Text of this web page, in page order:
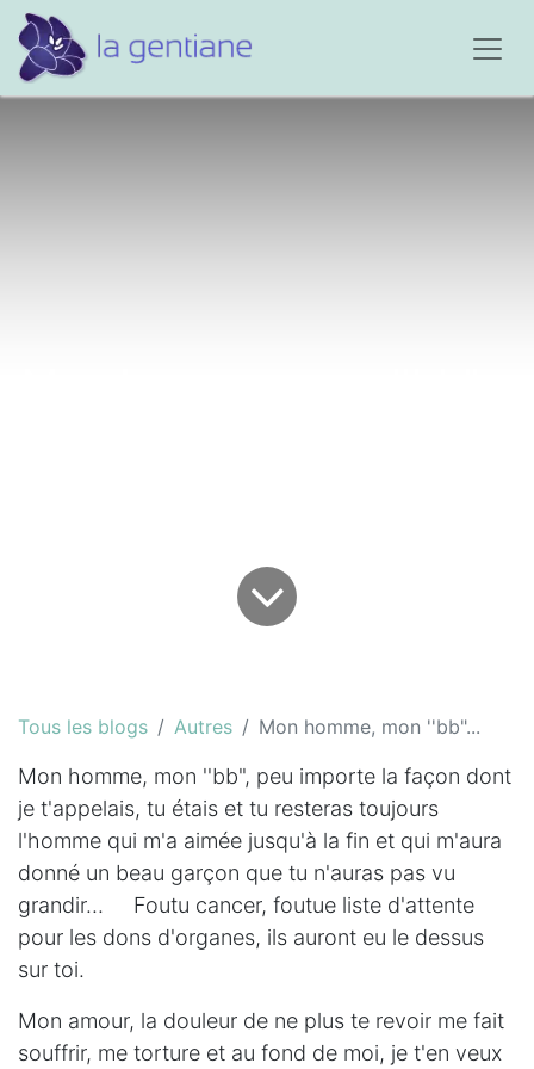
Tous les blogs Autres Mon homme, mon ''bb"...
Mon homme, mon ''bb", peu importe la façon dont
je t'appelais, tu étais et tu resteras toujours
l'homme qui m'a aimée jusqu'à la fin et qui m'aura
donné un beau garçon que tu n'auras pas vu
grandir... Foutu cancer, foutue liste d'attente
pour les dons d'organes, ils auront eu le dessus
sur toi.
Mon amour, la douleur de ne plus te revoir me fait
souffrir, me torture et au fond de moi, je t'en veux